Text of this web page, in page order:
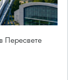
Пересвете